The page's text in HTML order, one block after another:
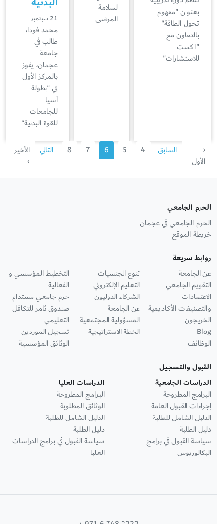
بعنوان "مفهوم
تحول الطاقة"
بالتعاون مع
"اكست
للاستشارات"
لسلامة
المرضى
21 سبتمبر
محمد فودا،
طالب في
جامعة
عجمان، يفوز
بالمركز الأول
في "بطولة
آسيا
للجامعات
للقوة البدنية"
‹
الأول
السابق 4
5
6
7
8 التالي
الأخير
›
الحرم الجامعي
الحرم الجامعي في عجمان
خريطة الموقع
روابط سريعة
عن الجامعة
التقويم الجامعي
الاعتمادات
والتصنيفات الأكاديمية
الخريجون
Blog
الوظائف
تنوع الجنسيات
التعليم الإلكتروني
الشركاء الدوليون
عن الجامعة
المسؤولية المجتمعية
الخطة الاستراتيجية
التخطيط المؤسسي و
الفعالية
حرم جامعي مستدام
صندوق ثامر للتكافل
التعليمي
تسجيل الموردين
الوثائق المؤسسية
القبول والتسجيل
الدراسات الجامعية
البرامج المطروحة
إجراءات القبول العامة
الدليل الشامل للطلبة
دليل الطلبة
سياسة القبول في برامج
البكالوريوس
الدراسات العليا
البرامج المطروحة
الوثائق المطلوبة
الدليل الشامل للطلبة
دليل الطلبة
سياسة القبول في برامج الدراسات
العليا